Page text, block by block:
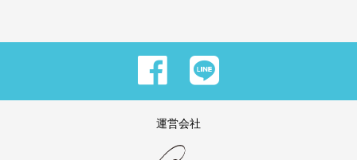
運営会社